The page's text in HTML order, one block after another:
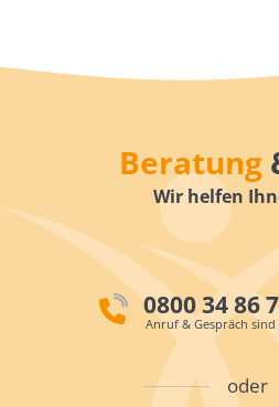
Beratung
Wir helfen
0800 34 86
Anruf & Gespräch
oder